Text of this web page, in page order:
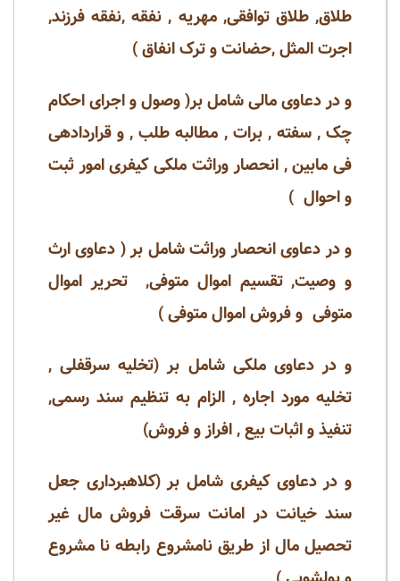
طلاق, طلاق توافقی, مهریه , نفقه ,نفقه فرزند,
اجرت المثل ,حضانت و ترک انفاق )
و در دعاوی مالی شامل بر( وصول و اجرای احکام
چک , سفته , برات , مطالبه طلب , و قراردادهی
فی مابین , انحصار وراثت ملکی کیفری امور ثبت
و احوال )
و در دعاوی انحصار وراثت شامل بر ( دعاوی ارث
و وصیت, تقسیم اموال متوفی, تحریر اموال
متوفی و فروش اموال متوفی )
و در دعاوی ملکی شامل بر (تخلیه سرقفلی ,
تخلیه مورد اجاره , الزام به تنظیم سند رسمی,
تنفیذ و اثبات بیع , افراز و فروش)
و در دعاوی کیفری شامل بر (کلاهبرداری جعل
سند خیانت در امانت سرقت فروش مال غیر
تحصیل مال از طریق نامشروع رابطه نا مشروع